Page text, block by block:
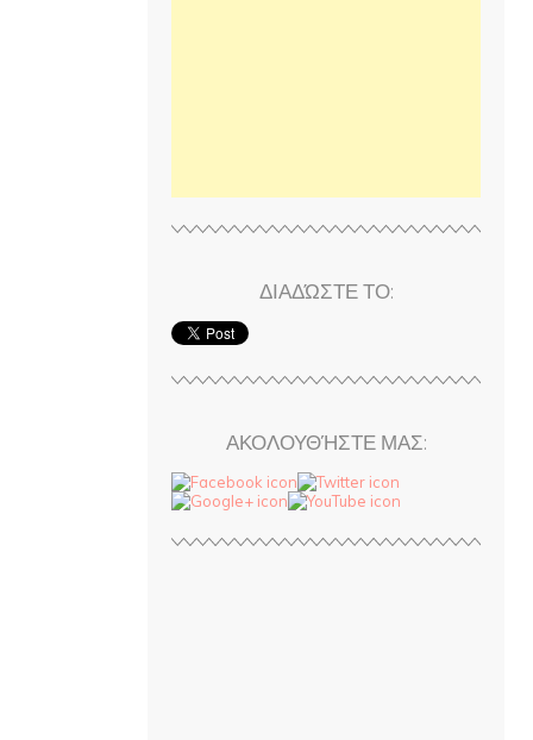
ΔΙΑΔΏΣΤΕ ΤΟ:
ΑΚΟΛΟΥΘΉΣΤΕ ΜΑΣ: